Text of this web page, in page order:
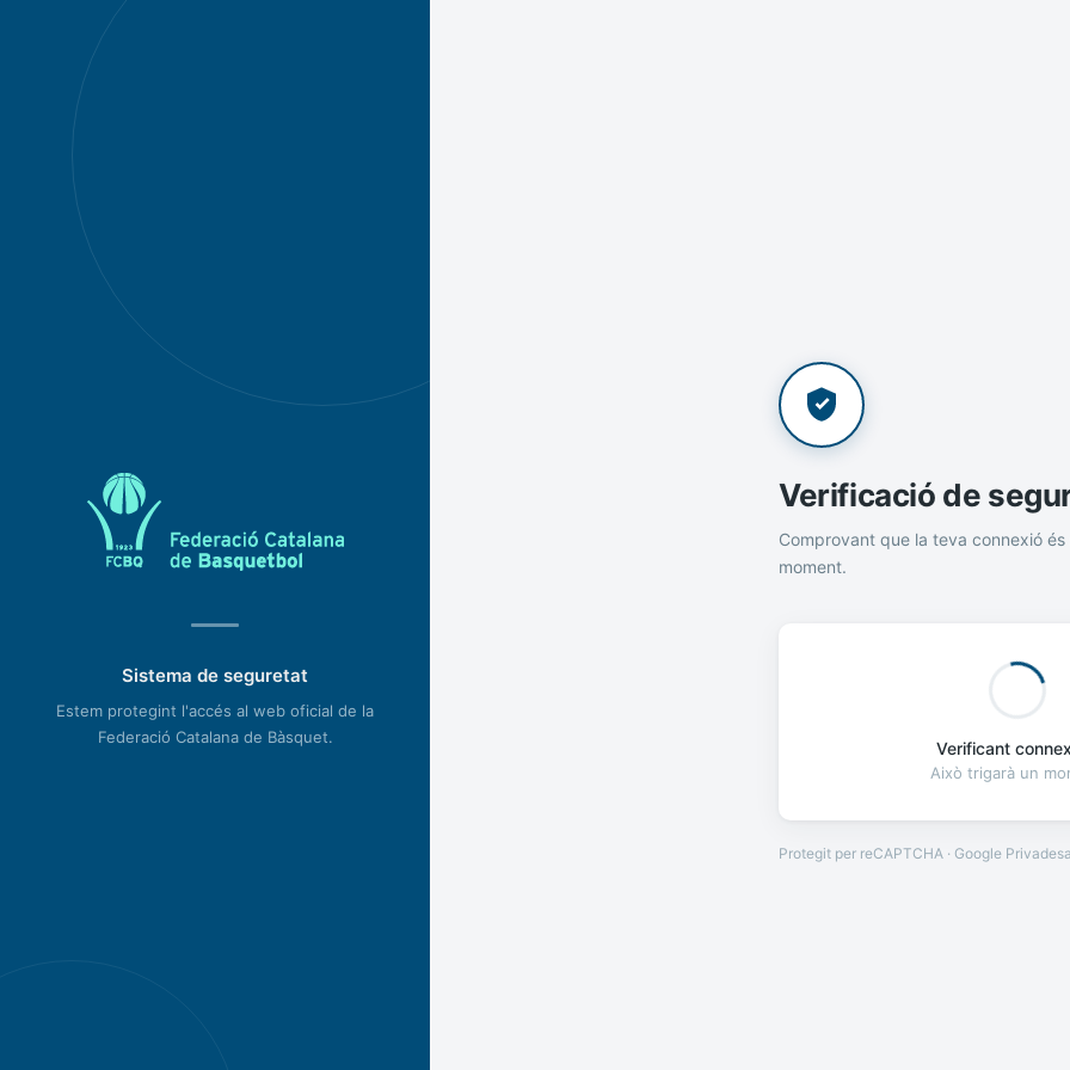
Sistema de seguretat
Estem protegint l'accés al web oficial de la
Federació Catalana de Bàsquet.
Verificació de
Comprovant que la teva connexió és
moment.
Verificant
Això trigarà un
Protegit per reCAPTCHA · Google Privadesa